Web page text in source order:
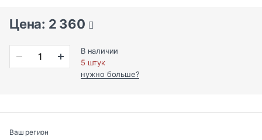
Цена: 2 360
В наличии
5 штук
нужно больше?
Ваш регион